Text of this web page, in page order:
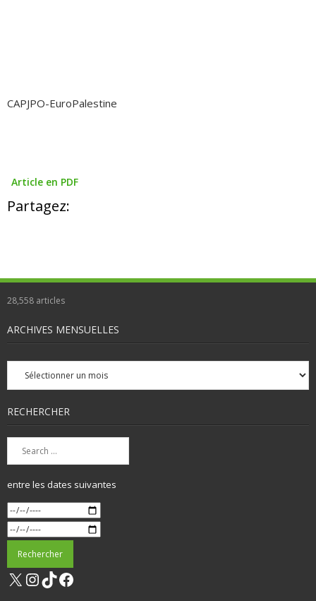
CAPJPO-EuroPalestine
Article en PDF
Partagez:
28,558 articles
ARCHIVES MENSUELLES
Archives
mensuelles
RECHERCHER
entre les dates suivantes
X Instagram
TikTok